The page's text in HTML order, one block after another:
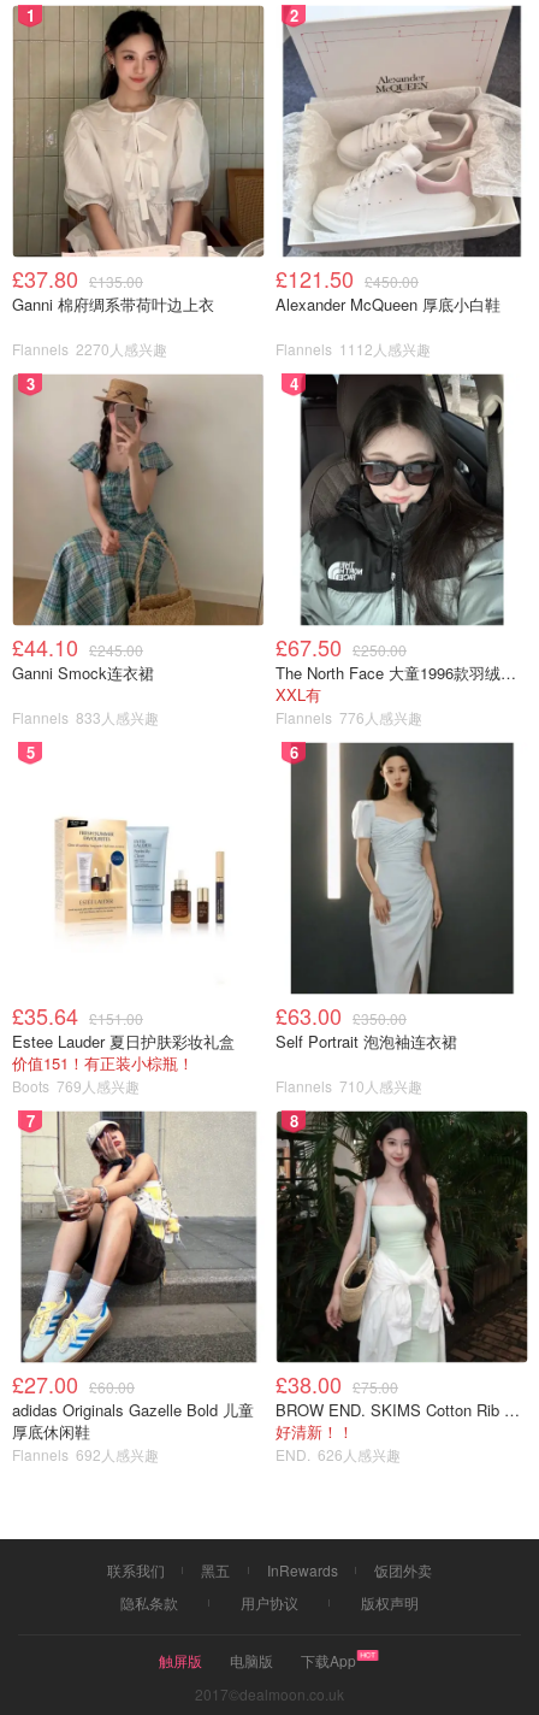
时间大家需要根据自己的烤箱和肉块大小调节。
还可以相同办法做烤肉串。很简单的，试试看！
美国美食特种兵
1
£37.80 £135.00
Ganni 棉府绸系带荷叶边上衣
Flannels 2270人感兴趣
2
£121.50 £450.00
Alexander McQueen 厚底小白鞋
Flannels 1112人感兴趣
3
£44.10 £245.00
Ganni Smock连衣裙
Flannels 833人感兴趣
4
£67.50 £250.00
The North Face 大童1996款羽绒夹克
XXL有
Flannels 776人感兴趣
5
£35.64 £151.00
Estee Lauder 夏日护肤彩妆礼盒
价值151！有正装小棕瓶！
Boots 769人感兴趣
6
£63.00 £350.00
Self Portrait 泡泡袖连衣裙
Flannels 710人感兴趣
7
£27.00 £60.00
adidas Originals Gazelle Bold 儿童
厚底休闲鞋
Flannels 692人感兴趣
8
£38.00 £75.00
BROW END. SKIMS Cotton Rib 长款背心连衣裙 薄荷绿
好清新！！
END. 626人感兴趣
联系我们 黑五 InRewards
饭团外卖
隐私条款
用户协议 版权声明
触屏版 电脑版
下载App
2017©dealmoon.co.uk